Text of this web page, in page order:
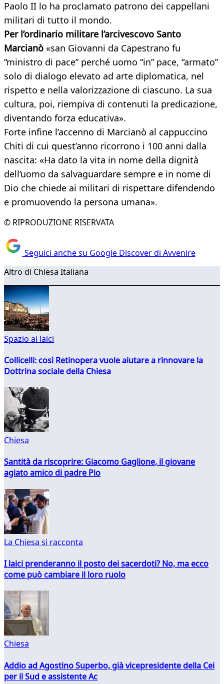
Paolo II lo ha proclamato patrono dei cappellani
militari di tutto il mondo.
Per l’ordinario militare l’arcivescovo Santo
Marcianò «san Giovanni da Capestrano fu
“ministro di pace” perché uomo “in” pace, “armato”
solo di dialogo elevato ad arte diplomatica, nel
rispetto e nella valorizzazione di ciascuno. La sua
cultura, poi, riempiva di contenuti la predicazione,
diventando forza educativa».
Forte infine l’accenno di Marcianò al cappuccino
Chiti di cui quest’anno ricorrono i 100 anni dalla
nascita: «Ha dato la vita in nome della dignità
dell’uomo da salvaguardare sempre e in nome di
Dio che chiede ai militari di rispettare difendendo
e promuovendo la persona umana».
© RIPRODUZIONE RISERVATA
Seguici anche su Google Discover di Avvenire
Altro di Chiesa Italiana
Spazio ai laici
Collicelli: così Retinopera vuole aiutare a rinnovare la
Dottrina sociale della Chiesa
Chiesa
Santità da riscoprire: Giacomo Gaglione, il giovane
agiato amico di padre Pio
La Chiesa si racconta
I laici prenderanno il posto dei sacerdoti? No, ma ecco
come può cambiare il loro ruolo
Chiesa
Addio ad Agostino Superbo, già vicepresidente della Cei
per il Sud e assistente Ac